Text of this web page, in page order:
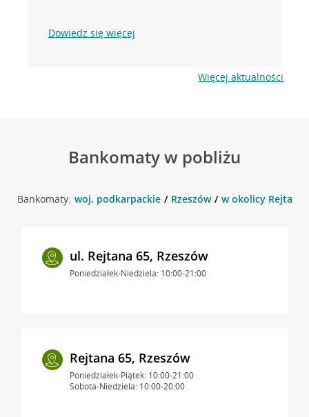
Dowiedz się więcej
Więcej aktualności
Bankomaty w pobliżu
Bankomaty: woj. podkarpackie Rzeszów w okolicy Rejtana
ul. Rejtana 65, Rzeszów
Poniedziałek-Niedziela: 10:00-21:00
Rejtana 65, Rzeszów
Poniedziałek-Piątek: 10:00-21:00
Sobota-Niedziela: 10:00-20:00